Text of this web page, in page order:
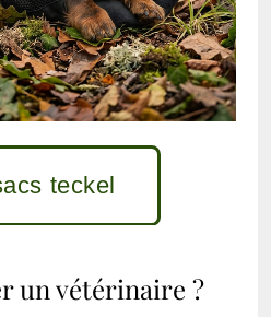
teckel
un vétérinaire ?